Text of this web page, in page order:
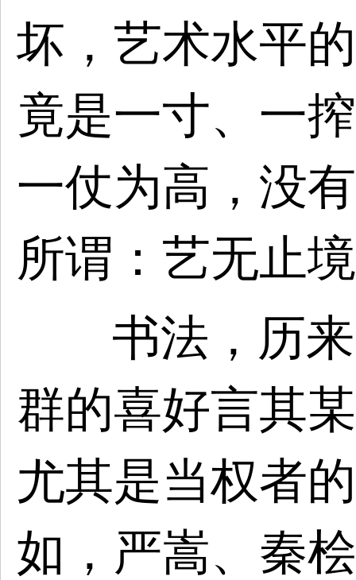
坏，艺术水平
竟是一寸、一
一仗为高，没
所谓：艺无止
书法，历
群的喜好言其
尤其是当权者
如，严嵩、秦